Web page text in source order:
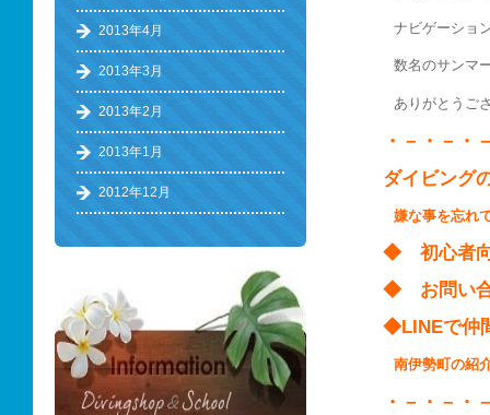
ナビゲーショ
数名のサンマ
ありがとうご
・－・－・
ダイビング
嫌な事を忘れ
◆ 初心
◆ お問い
◆LINEで
南伊勢町
・－・－・
2013年4月
2013年3月
2013年2月
2013年1月
2012年12月